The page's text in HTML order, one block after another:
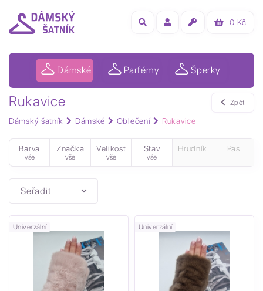
0 Kč
Dámské Parfémy Šperky
Rukavice
Dámský šatník Dámské Oblečení Rukavice
Zpět
Barva
vše
Značka
vše
Velikost
vše
Stav
vše
Hrudník Pas
Univerzální Univerzální